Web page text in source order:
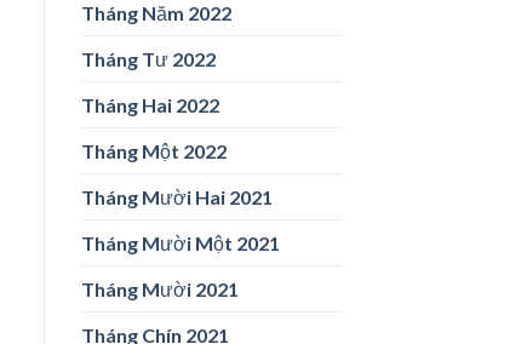
Tháng Năm 2022
Tháng Tư 2022
Tháng Hai 2022
Tháng Một 2022
Tháng Mười Hai 2021
Tháng Mười Một 2021
Tháng Mười 2021
Tháng Chín 2021